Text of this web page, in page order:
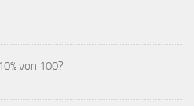
von 100?